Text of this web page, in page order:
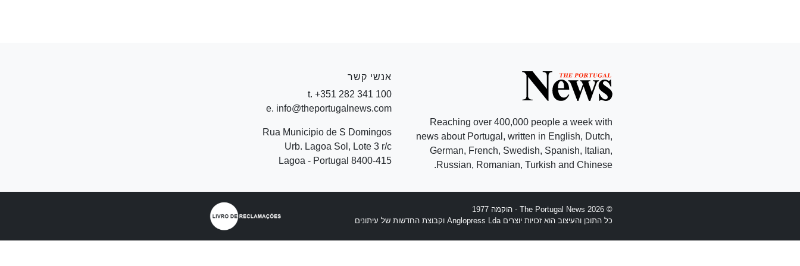
Reaching over 400,000 people a week with
news about Portugal, written in English, Dutch,
German, French, Swedish, Spanish, Italian,
Russian, Romanian, Turkish and Chinese.
אנשי קשר
t. +351 282 341 100
e. info@theportugalnews.com
Rua Municipio de S Domingos
Urb. Lagoa Sol, Lote 3 r/c
8400-415 Lagoa - Portugal
© 2026 The Portugal News - הוקמה 1977
כל התוכן והעיצוב הוא זכויות יוצרים Anglopress Lda וקבוצת החדשות של עיתונים